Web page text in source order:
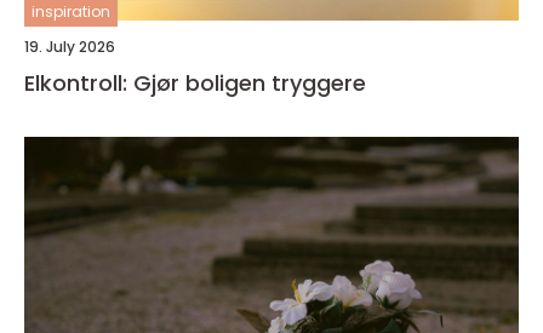
inspiration
19. July 2026
Elkontroll: Gjør boligen tryggere